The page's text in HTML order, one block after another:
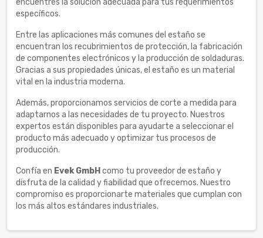
específicos.
Entre las aplicaciones más comunes del estaño se
encuentran los recubrimientos de protección, la fabricación
de componentes electrónicos y la producción de soldaduras.
Gracias a sus propiedades únicas, el estaño es un material
vital en la industria moderna.
Además, proporcionamos servicios de corte a medida para
adaptarnos a las necesidades de tu proyecto. Nuestros
expertos están disponibles para ayudarte a seleccionar el
producto más adecuado y optimizar tus procesos de
producción.
Confía en Evek GmbH como tu proveedor de estaño y
disfruta de la calidad y fiabilidad que ofrecemos. Nuestro
compromiso es proporcionarte materiales que cumplan con
los más altos estándares industriales.